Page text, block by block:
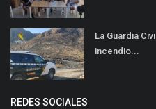
La Guardia
incendio...
REDES SOCIALES